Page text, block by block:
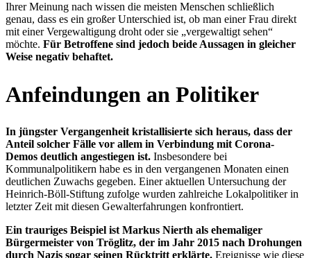
Ihrer Meinung nach wissen die meisten Menschen schließlich
genau, dass es ein großer Unterschied ist, ob man einer Frau direkt
mit einer Vergewaltigung droht oder sie „vergewaltigt sehen“
möchte. Für Betroffene sind jedoch beide Aussagen in gleicher
Weise negativ behaftet.
Anfeindungen an Politiker
In jüngster Vergangenheit kristallisierte sich heraus, dass der
Anteil solcher Fälle vor allem in Verbindung mit Corona-
Demos deutlich angestiegen ist. Insbesondere bei
Kommunalpolitikern habe es in den vergangenen Monaten einen
deutlichen Zuwachs gegeben. Einer aktuellen Untersuchung der
Heinrich-Böll-Stiftung zufolge wurden zahlreiche Lokalpolitiker in
letzter Zeit mit diesen Gewalterfahrungen konfrontiert.
Ein trauriges Beispiel ist Markus Nierth als ehemaliger
Bürgermeister von Tröglitz, der im Jahr 2015 nach Drohungen
durch Nazis sogar seinen Rücktritt erklärte. Ereignisse wie diese